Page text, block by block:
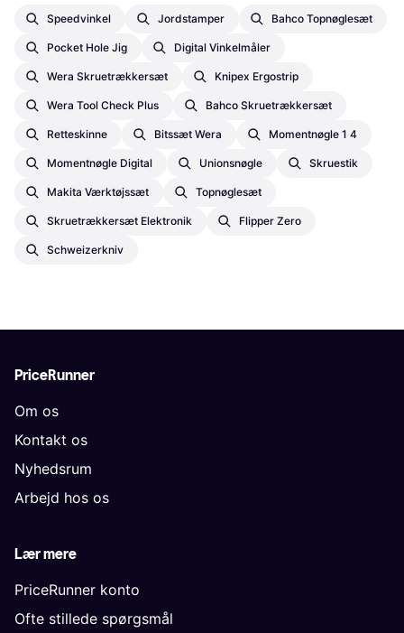
Speedvinkel Jordstamper Bahco Topnøglesæt
Pocket Hole Jig Digital Vinkelmåler
Wera Skruetrækkersæt Knipex Ergostrip
Wera Tool Check Plus Bahco Skruetrækkersæt
Retteskinne Bitssæt Wera Momentnøgle 1 4
Momentnøgle Digital Unionsnøgle Skruestik
Makita Værktøjssæt Topnøglesæt
Skruetrækkersæt Elektronik Flipper Zero
Schweizerkniv
PriceRunner
Om os
Kontakt os
Nyhedsrum
Arbejd hos os
Lær mere
PriceRunner konto
Ofte stillede spørgsmål